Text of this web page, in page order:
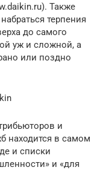
Также
терпения
до самого
уж и сложной, а
или поздно
и
находится в самом
и списки
и «для